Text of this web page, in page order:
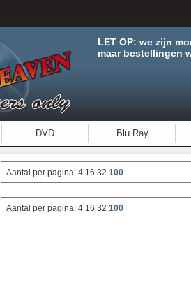
LET OP: we zijn
maar bestellingen
DVD Blu Ray
Aantal per pagina:4 1632100
Aantal per pagina:4 1632100